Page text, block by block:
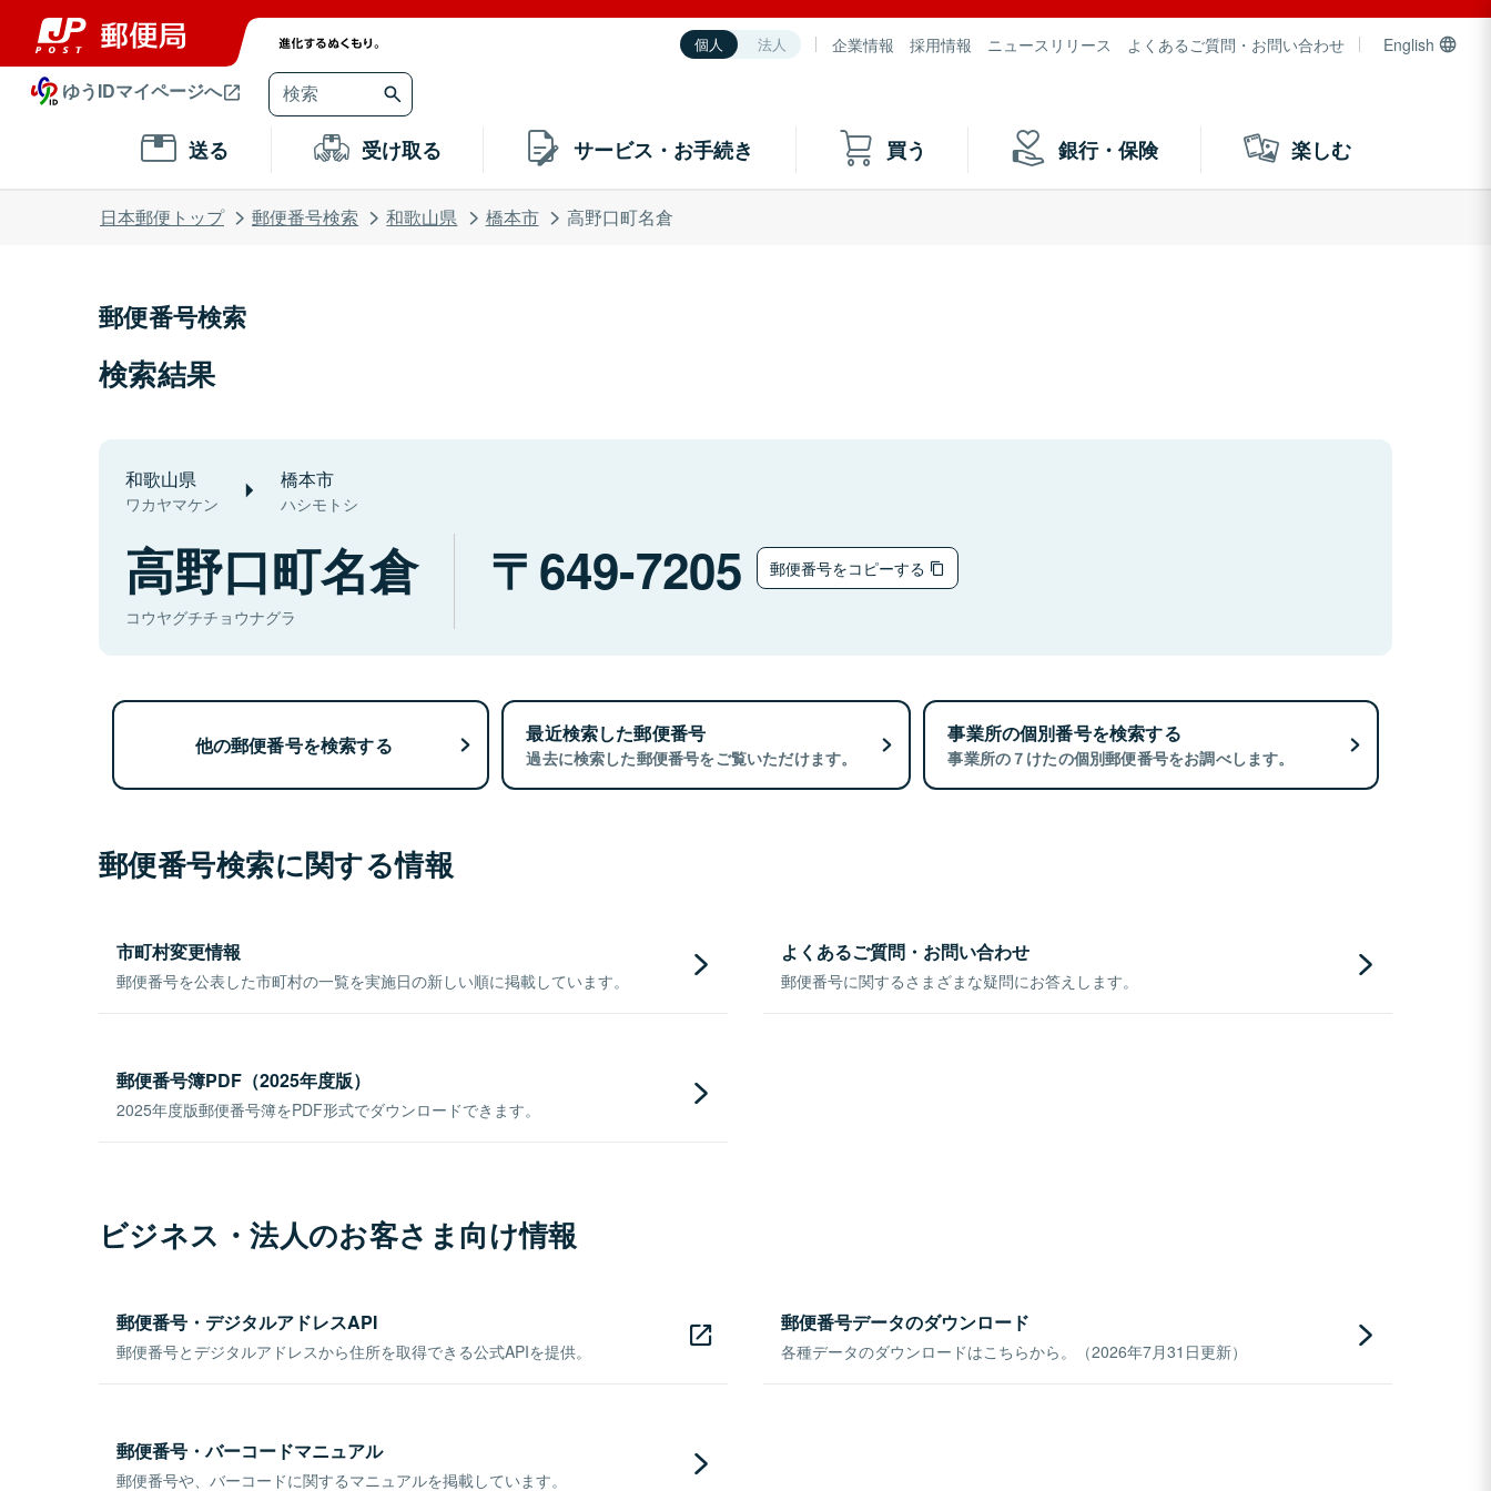
個人 法人 企業情報 採用情報 ニュースリリース よくあるご質問・お問い合わせ English
ゆうIDマイページへ
送る 受け取る サービス・お手続き 買う 銀行・保険 楽しむ
日本郵便トップ 郵便番号検索 和歌山県 橋本市 高野口町名倉
郵便番号検索
検索結果
和歌山県
ワカヤマケン
橋本市
ハシモトシ
高野口町名倉
コウヤグチチョウナグラ
649-7205 郵便番号をコピーする
他の郵便番号を検索する 最近検索した郵便番号
過去に検索した郵便番号をご覧いただけます。
事業所の個別番号を検索する
事業所の７けたの個別郵便番号をお調べします。
郵便番号検索に関する情報
市町村変更情報
郵便番号を公表した市町村の一覧を実施日の新しい順に掲載しています。
よくあるご質問・お問い合わせ
郵便番号に関するさまざまな疑問にお答えします。
郵便番号簿PDF（2025年度版）
2025年度版郵便番号簿をPDF形式でダウンロードできます。
ビジネス・法人のお客さま向け情報
郵便番号・デジタルアドレスAPI
郵便番号とデジタルアドレスから住所を取得できる公式APIを提供。
郵便番号データのダウンロード
各種データのダウンロードはこちらから。（2026年7月31日更新）
郵便番号・バーコードマニュアル
郵便番号や、バーコードに関するマニュアルを掲載しています。